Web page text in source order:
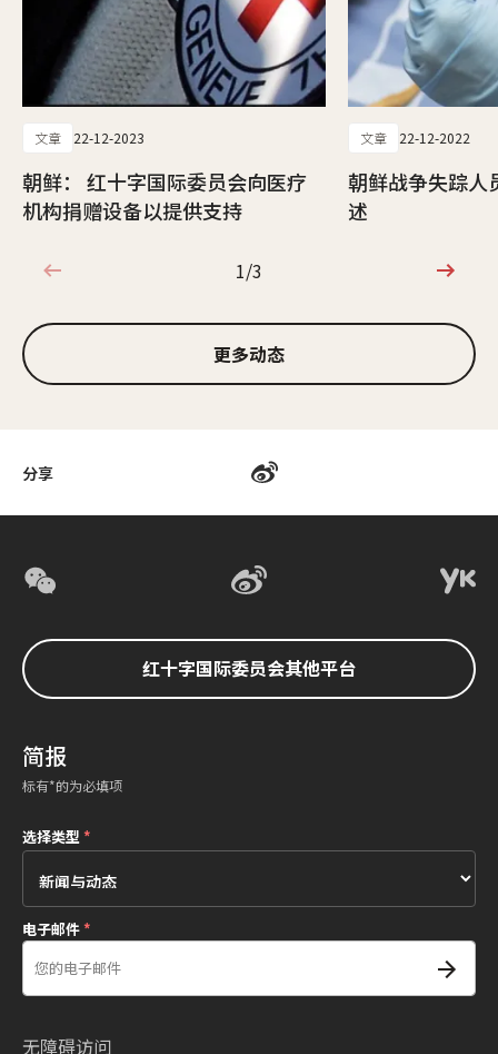
分享
文章 22-12-2023
朝鲜： 红十字国际委员会向医疗
机构捐赠设备以提供支持
文章 22-12-2022
朝鲜战争失踪人
述
1/3
1/3
更多动态
红十字国际委员会其他平台
简报
标有*的为必填项
选择类型*
电子邮件*
无障碍访问